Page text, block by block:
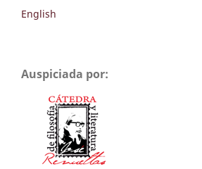
English
Auspiciada por: